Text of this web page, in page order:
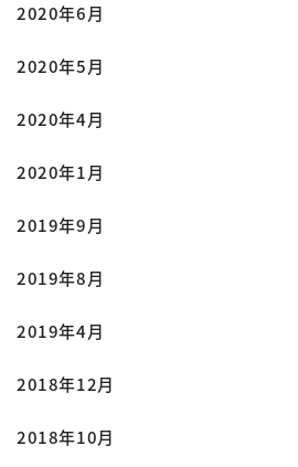
2020年6月
2020年5月
2020年4月
2020年1月
2019年9月
2019年8月
2019年4月
2018年12月
2018年10月